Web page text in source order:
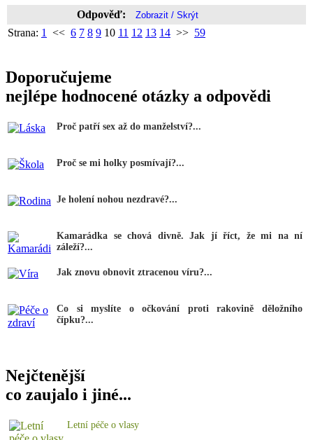
Odpověď:
Strana: 1 << 6 7 8 9 10 11 12 13 14 >> 59
Doporučujeme
nejlépe hodnocené otázky a odpovědi
Proč patří sex až do manželství?...
Proč se mi holky posmívají?...
Je holení nohou nezdravé?...
Kamarádka se chová divně. Jak jí říct, že mi na ní
záleží?...
Jak znovu obnovit ztracenou víru?...
Co si myslíte o očkování proti rakovině děložního
čípku?...
Nejčtenější
co zaujalo i jiné...
Letní péče o vlasy